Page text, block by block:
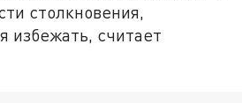
столкновения,
избежать, считает